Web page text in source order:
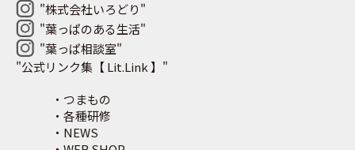
"株式会社いろどり"
"葉っぱのある生活"
"葉っぱ相談室"
"公式リンク集【 Lit.Link 】"
・つまもの
・各種研修
・NEWS